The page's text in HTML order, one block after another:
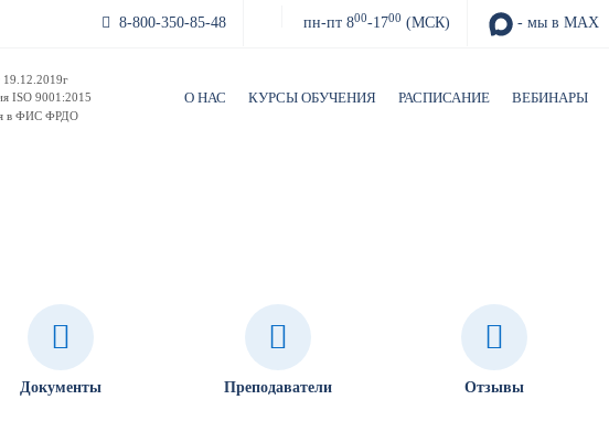
8-800-350-85-48 пн-пт 800-1700 (МСК) - мы в MAX
ISO 9001:2015
в ФИС ФРДО
О НАС КУРСЫ ОБУЧЕНИЯ РАСПИСАНИЕ ВЕБИНАРЫ
Документы Преподаватели Отзывы